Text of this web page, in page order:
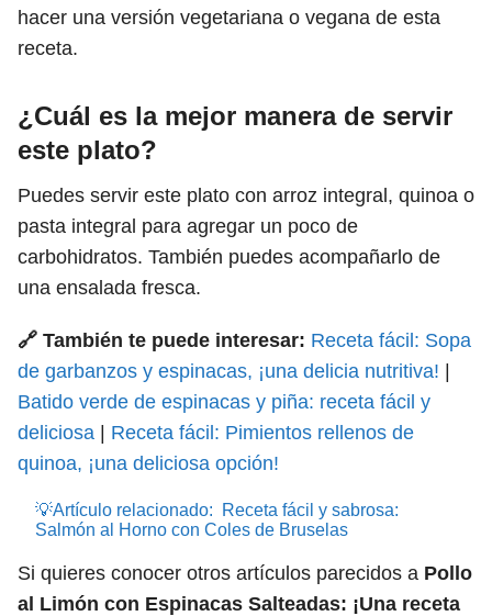
hacer una versión vegetariana o vegana de esta
receta.
¿Cuál es la mejor manera de servir
este plato?
Puedes servir este plato con arroz integral, quinoa o
pasta integral para agregar un poco de
carbohidratos. También puedes acompañarlo de
una ensalada fresca.
🔗 También te puede interesar: Receta fácil: Sopa
de garbanzos y espinacas, ¡una delicia nutritiva!
Batido verde de espinacas y piña: receta fácil y
deliciosa
Receta fácil: Pimientos rellenos de
quinoa, ¡una deliciosa opción!
💡Artículo relacionado:
Receta fácil y sabrosa:
Salmón al Horno con Coles de Bruselas
Si quieres conocer otros artículos parecidos a Pollo
al Limón con Espinacas Salteadas: ¡Una receta